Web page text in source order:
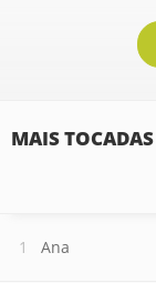
MAIS TOCADAS
Ana